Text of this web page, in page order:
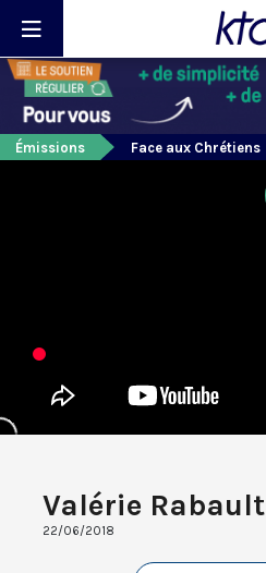
Émissions Face aux Chrétiens
Valérie Rabault
22/06/2018